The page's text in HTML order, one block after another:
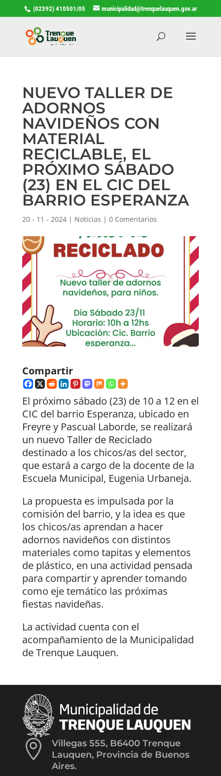
(02392) 410501/05 municipalidad@trenquelauquen.gov.ar
NUEVO TALLER DE
ADORNOS
NAVIDEÑOS CON
MATERIAL
RECICLABLE, EL
PRÓXIMO SÁBADO
(23) EN EL CIC DEL
BARRIO ESPERANZA
20 - 11 - 2024| Noticias | 0 Comentarios
Compartir
El próximo sábado (23) de 10 a 12 en el
CIC del barrio Esperanza, ubicado en
Freyre y Pascual Laborde, se realizará
un nuevo Taller de Reciclado
destinado a los chicos/as del sector,
que estará a cargo de la docente de la
Escuela Municipal, Eugenia Urbaneja.
La propuesta es impulsada por la
comisión del barrio, y la idea es que
los chicos/as aprendan a hacer
adornos navideños con distintos
materiales como tapitas y elementos
de plástico, en una actividad pensada
para compartir y aprender tomando
como eje temático las próximas
fiestas navideñas.
La actividad cuenta con el
acompañamiento de la Municipalidad
de Trenque Lauquen.

Villegas 555, B6400 Trenque
Lauquen, Provincia de Buenos
Aires.